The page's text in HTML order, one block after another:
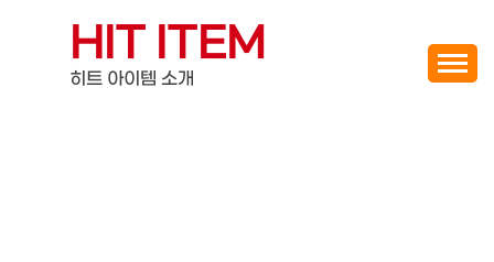
contentHIT ITEM
히트 아이템 소개